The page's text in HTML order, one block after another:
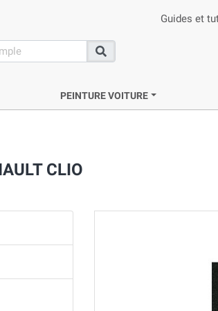
Guides et
Recherche
PEINTURE VOITURE
CLIO